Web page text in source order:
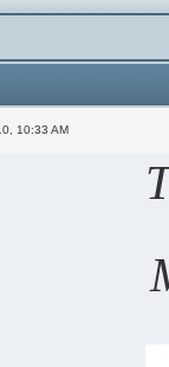
10:33 AM